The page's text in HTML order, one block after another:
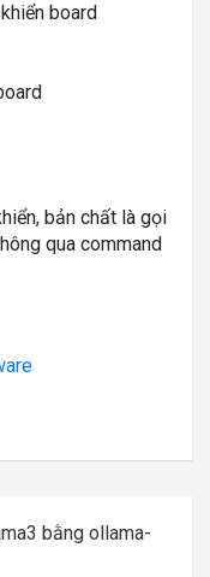
board
bản chất là gọi
qua command
bằng ollama-